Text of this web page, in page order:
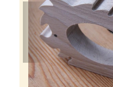
Previous